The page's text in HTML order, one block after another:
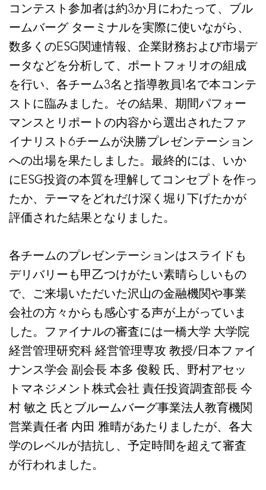
コンテスト参加者は約3か月にわたって、ブル
ームバーグ ターミナルを実際に使いながら、
数多くのESG関連情報、企業財務および市場デ
ータなどを分析して、ポートフォリオの組成
を行い、各チーム3名と指導教員1名で本コンテ
ストに臨みました。その結果、期間パフォー
マンスとリポートの内容から選出されたファ
イナリスト6チームが決勝プレゼンテーション
への出場を果たしました。最終的には、いか
にESG投資の本質を理解してコンセプトを作っ
たか、テーマをどれだけ深く堀り下げたかが
評価された結果となりました。
各チームのプレゼンテーションはスライドも
デリバリーも甲乙つけがたい素晴らしいもの
で、ご来場いただいた沢山の金融機関や事業
会社の方々からも感心する声が上がっていま
した。ファイナルの審査には一橋大学 大学院
経営管理研究科 経営管理専攻 教授/日本ファイ
ナンス学会 副会長 本多 俊毅 氏、野村アセッ
トマネジメント株式会社 責任投資調査部長 今
村 敏之 氏とブルームバーグ事業法人教育機関
営業責任者 内田 雅晴があたりましたが、各大
学のレベルが拮抗し、予定時間を超えて審査
が行われました。